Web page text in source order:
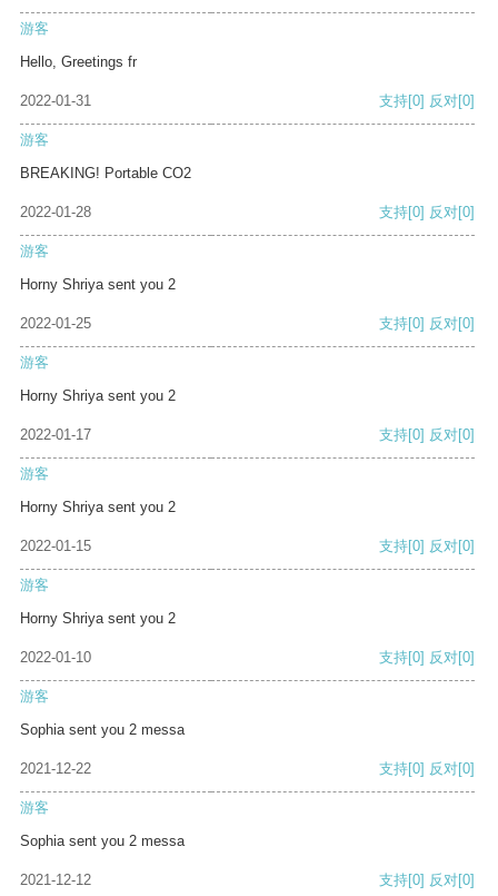
游客
Hello, Greetings fr
2022-01-31 支持[0] 反对[0]
游客
BREAKING! Portable CO2
2022-01-28 支持[0] 反对[0]
游客
Horny Shriya sent you 2
2022-01-25 支持[0] 反对[0]
游客
Horny Shriya sent you 2
2022-01-17 支持[0] 反对[0]
游客
Horny Shriya sent you 2
2022-01-15 支持[0] 反对[0]
游客
Horny Shriya sent you 2
2022-01-10 支持[0] 反对[0]
游客
Sophia sent you 2 messa
2021-12-22 支持[0] 反对[0]
游客
Sophia sent you 2 messa
2021-12-12 支持[0] 反对[0]